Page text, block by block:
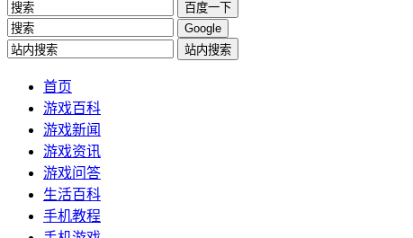
百度一下
Google
站内搜索
首页
游戏百科
游戏新闻
游戏资讯
游戏问答
生活百科
手机教程